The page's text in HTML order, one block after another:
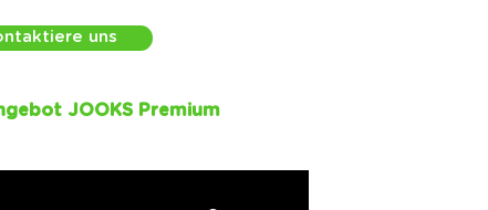
uns
JOOKS Premium